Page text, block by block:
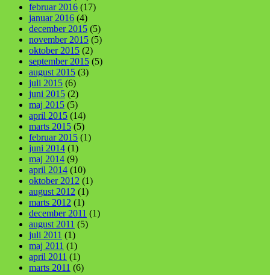
februar 2016 (17)
januar 2016 (4)
december 2015 (5)
november 2015 (5)
oktober 2015 (2)
september 2015 (5)
august 2015 (3)
juli 2015 (6)
juni 2015 (2)
maj 2015 (5)
april 2015 (14)
marts 2015 (5)
februar 2015 (1)
juni 2014 (1)
maj 2014 (9)
april 2014 (10)
oktober 2012 (1)
august 2012 (1)
marts 2012 (1)
december 2011 (1)
august 2011 (5)
juli 2011 (1)
maj 2011 (1)
april 2011 (1)
marts 2011 (6)